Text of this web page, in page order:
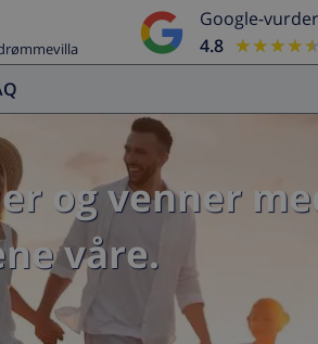
Google-
4.8
★★★★★
★★★★★
og venner
våre.